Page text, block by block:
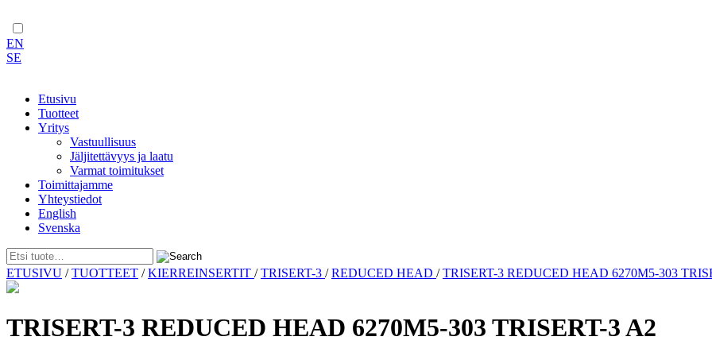
EN
SE
Etusivu
Tuotteet
Yritys
Vastuullisuus
Jäljitettävyys ja laatu
Varmat toimitukset
Toimittajamme
Yhteystiedot
English
Svenska
Skip
to
ETUSIVU /TUOTTEET /KIERREINSERTIT /TRISERT-3 /REDUCED HEAD /TRISERT-3 REDUCED HEAD 6270M5-303
TRISERT-3 REDUCED HEAD 6270M5-303 TRISERT-3 A2